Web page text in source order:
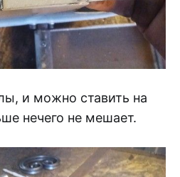
и можно ставить на
нечего не мешает.